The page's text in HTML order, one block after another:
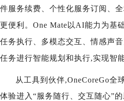
件服务续费、个性化服务订阅、
更便利。One Mate以AI能力为基
任务执行、多模态交互、情感声
任务进行智能规划和执行,实现智
从工具到伙伴,OneCoreGo全
体验进入“服务随行、交互随心”的